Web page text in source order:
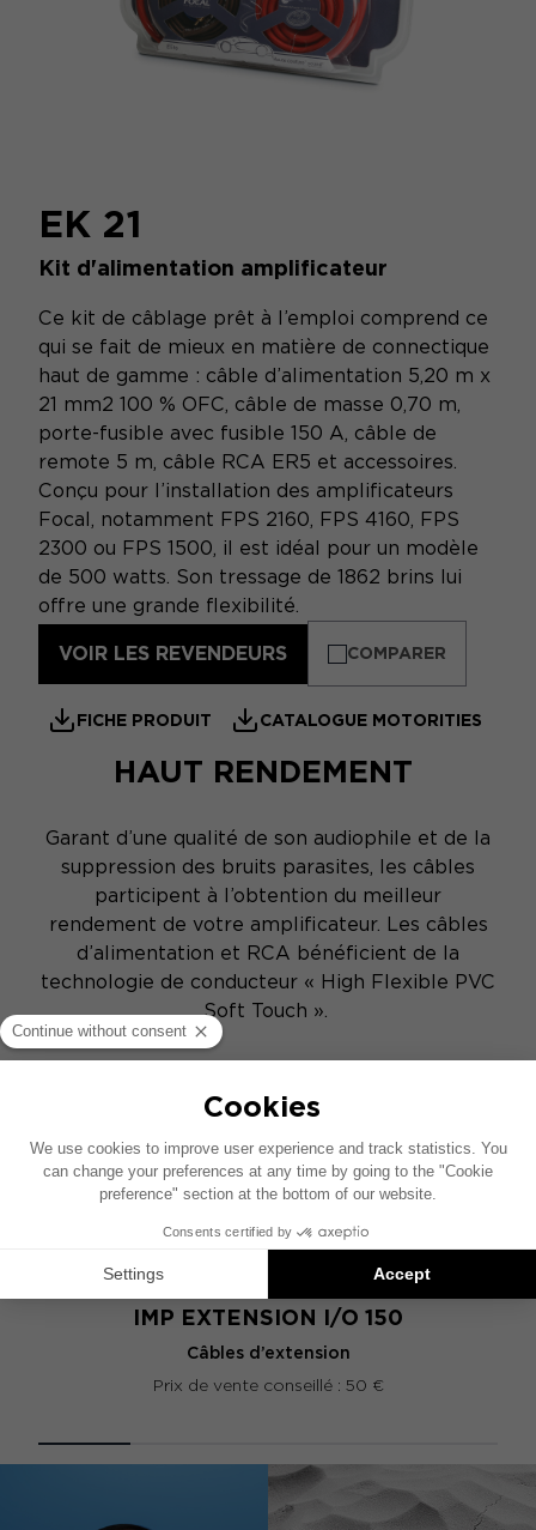
EK 21
Kit d'alimentation amplificateur
Ce kit de câblage prêt à l’emploi comprend ce
qui se fait de mieux en matière de connectique
haut de gamme : câble d’alimentation 5,20 m x
21 mm2 100 % OFC, câble de masse 0,70 m,
porte-fusible avec fusible 150 A, câble de
remote 5 m, câble RCA ER5 et accessoires.
Conçu pour l’installation des amplificateurs
Focal, notamment FPS 2160, FPS 4160, FPS
2300 ou FPS 1500, il est idéal pour un modèle
de 500 watts. Son tressage de 1862 brins lui
offre une grande flexibilité.
VOIR LES REVENDEURS COMPARER
FICHE PRODUIT CATALOGUE MOTORITIES
HAUT RENDEMENT
Garant d’une qualité de son audiophile et de la
suppression des bruits parasites, les câbles
participent à l’obtention du meilleur
rendement de votre amplificateur. Les câbles
d’alimentation et RCA bénéficient de la
technologie de conducteur « High Flexible PVC
Soft Touch ».
PRODUITS SIMILAIRES
IMP EXTENSION I/O 150
Câbles d’extension
Prix de vente conseillé : 50 €